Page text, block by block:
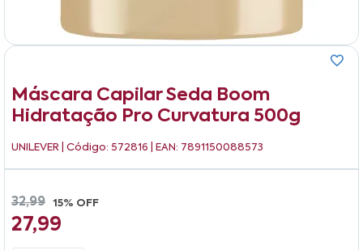
Máscara Capilar Seda Boom
Hidratação Pro Curvatura 500g
UNILEVER | Código: 572816 | EAN: 7891150088573
32,99 15% OFF
27,99